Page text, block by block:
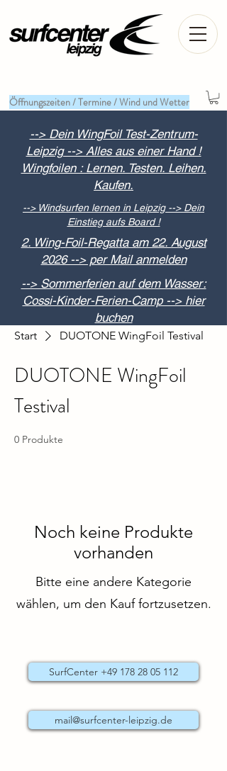
Öffnungszeiten / Termine / Wind und Wetter
--> Dein WingFoil Test-Zentrum-
Leipzig --> Alles aus einer Hand !
Wingfoilen : Lernen. Testen. Leihen.
Kaufen.
--> Windsurfen lernen in Leipzig --> Dein
Einstieg aufs Board !
2. Wing-Foil-Regatta am 22. August
2026 --> per Mail anmelden
--> Sommerferien auf dem Wasser:
Cossi-Kinder-Ferien-Camp --> hier
buchen
Start DUOTONE WingFoil Testival
DUOTONE WingFoil
Testival
0 Produkte
Noch keine Produkte
vorhanden
Bitte eine andere Kategorie
wählen, um den Kauf fortzusetzen.
SurfCenter +49 178 28 05 112
mail@surfcenter-leipzig.de